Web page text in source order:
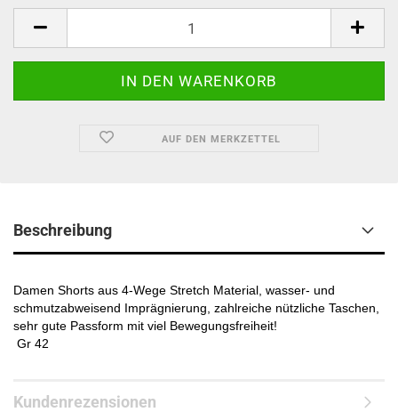
AUF DEN MERKZETTEL
Beschreibung
Damen Shorts aus 4-Wege Stretch Material, wasser- und
schmutzabweisend Imprägnierung, zahlreiche nützliche Taschen,
sehr gute Passform mit viel Bewegungsfreiheit!
Gr 42
Kundenrezensionen